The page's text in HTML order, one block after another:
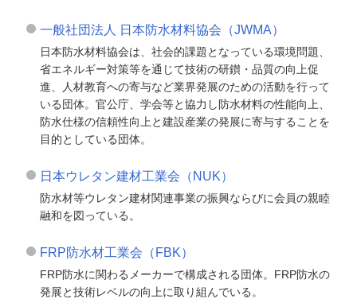
一般社団法人 日本防水材料協会（JWMA）
日本防水材料協会は、社会的課題となっている環境問題、
省エネルギー対策等を通じて技術の研鑚・品質の向上促
進、人材教育への寄与など業界発展のための活動を行って
いる団体。官公庁、学会等と協力し防水材料の性能向上、
防水仕様の信頼性向上と建設産業の発展に寄与することを
目的としている団体。
日本ウレタン建材工業会（NUK）
防水材等ウレタン建材関連事業の振興ならびに会員の親睦
融和を図っている。
FRP防水材工業会（FBK）
FRP防水に関わるメーカーで構成される団体。FRP防水の
発展と技術レベルの向上に取り組んでいる。